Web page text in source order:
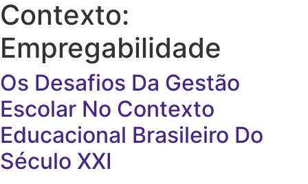
Contexto:
Empregabilidade
Os Desafios Da Gestão
Escolar No Contexto
Educacional Brasileiro Do
Século XXI